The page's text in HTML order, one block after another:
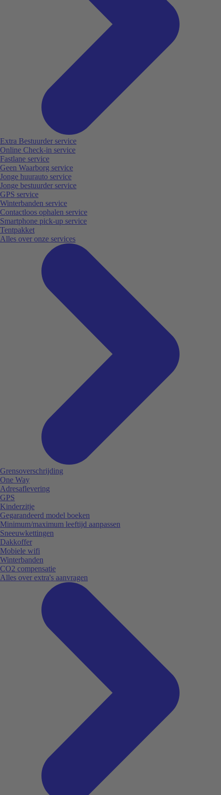
Extra Bestuurder service
Online Check-in service
Fastlane service
Geen Waarborg service
Jonge huurauto service
Jonge bestuurder service
GPS service
Winterbanden service
Contactloos ophalen service
Smartphone pick-up service
Tentpakket
Alles over onze services
Grensoverschrijding
One Way
Adresaflevering
GPS
Kinderzitje
Gegarandeerd model boeken
Minimum/maximum leeftijd aanpassen
Sneeuwkettingen
Dakkoffer
Mobiele wifi
Winterbanden
CO2 compensatie
Alles over extra's aanvragen